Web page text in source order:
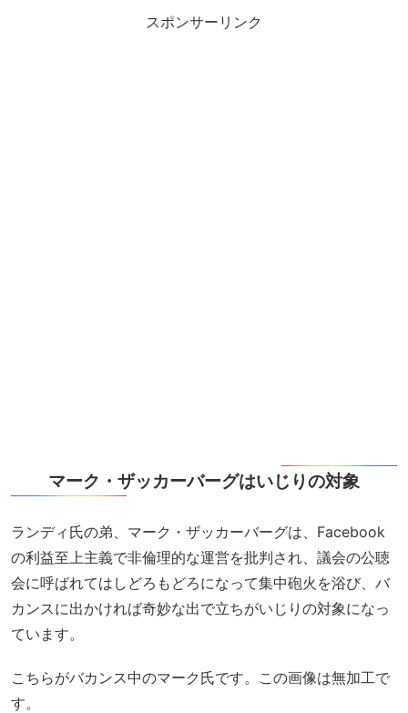
スポンサーリンク
マーク・ザッカーバーグはいじりの対象
ランディ氏の弟、マーク・ザッカーバーグは、Facebook
の利益至上主義で非倫理的な運営を批判され、議会の公聴
会に呼ばれてはしどろもどろになって集中砲火を浴び、バ
カンスに出かければ奇妙な出で立ちがいじりの対象になっ
ています。
こちらがバカンス中のマーク氏です。この画像は無加工で
す。